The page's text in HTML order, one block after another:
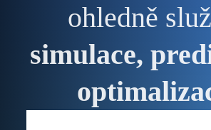
ohledně
simulace,